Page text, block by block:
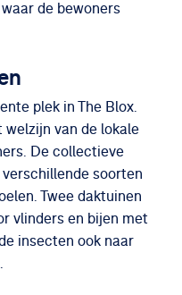
de bewoners
plek in The Blox.
welzijn van de lokale
De collectieve
soorten
Twee daktuinen
vlinders en bijen met
insecten ook naar